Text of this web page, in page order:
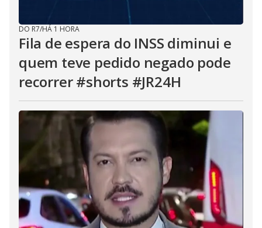
DO R7/HÁ 1 HORA
Fila de espera do INSS diminui e
quem teve pedido negado pode
recorrer #shorts #JR24H